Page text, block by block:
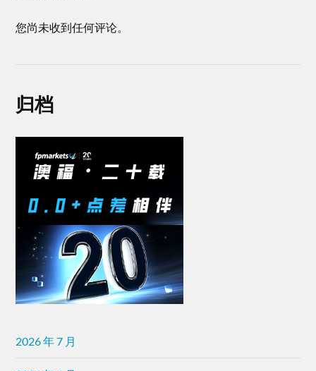
您尚未收到任何评论。
归档
2026 年 7 月